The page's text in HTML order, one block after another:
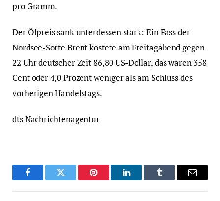
pro Gramm.
Der Ölpreis sank unterdessen stark: Ein Fass der
Nordsee-Sorte Brent kostete am Freitagabend gegen
22 Uhr deutscher Zeit 86,80 US-Dollar, das waren 358
Cent oder 4,0 Prozent weniger als am Schluss des
vorherigen Handelstags.
dts Nachrichtenagentur
FacebookTwitter Pinterest LinkedInTumblr Email